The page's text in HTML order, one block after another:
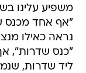
משפיע עלינו
"אף אחד מכנס
נראה כאילו
"כנס שדרות",
ליד שדרות,